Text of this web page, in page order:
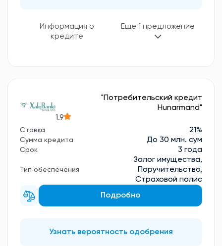
Информация о
кредите
Еще 1 предложение
"Потребительский кредит
Hunarmand"
1.9
Ставка 21%
Сумма кредита До 30 млн. сум
Срок 3 года
Тип обеспечения
Залог имущества,
Поручительство,
Страховой полис
Подробно
Узнать вероятность одобрения